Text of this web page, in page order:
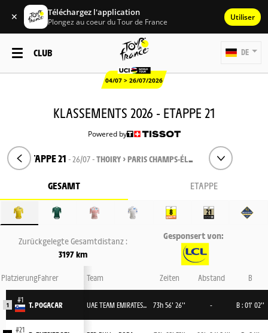
✕ Téléchargez l'application
Plongez au coeur du Tour de France Utiliser
CLUB
04/07 > 26/07/2026
DE
KLASSEMENTS 2026 - ETAPPE 21
Powered by
ETAPPE 21 - 26/07 -THOIRY > PARIS CHAMPS-ÉLYSÉES
GESAMT ETAPPE
Zurückgelegte Gesamtdistanz :
3197 km
Gesponsert von:
PlatzierungFahrer Team Zeiten Abstand B
1 T. POGACAR UAE TEAM EMIRATES XRG 73h 56' 26'' - B : 01' 02''